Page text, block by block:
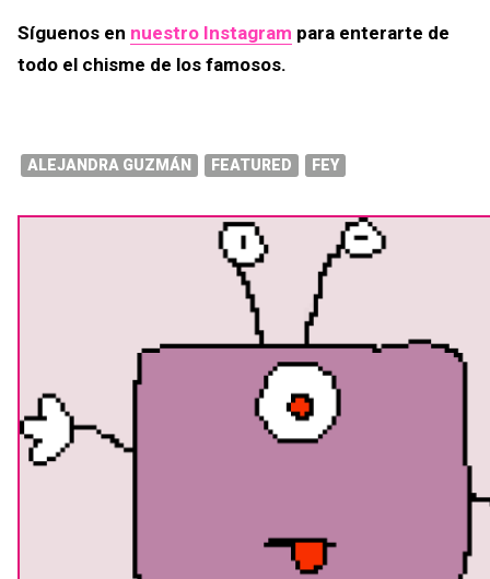
Síguenos en nuestro Instagram para enterarte de
todo el chisme de los famosos.
ALEJANDRA GUZMÁN FEATURED FEY